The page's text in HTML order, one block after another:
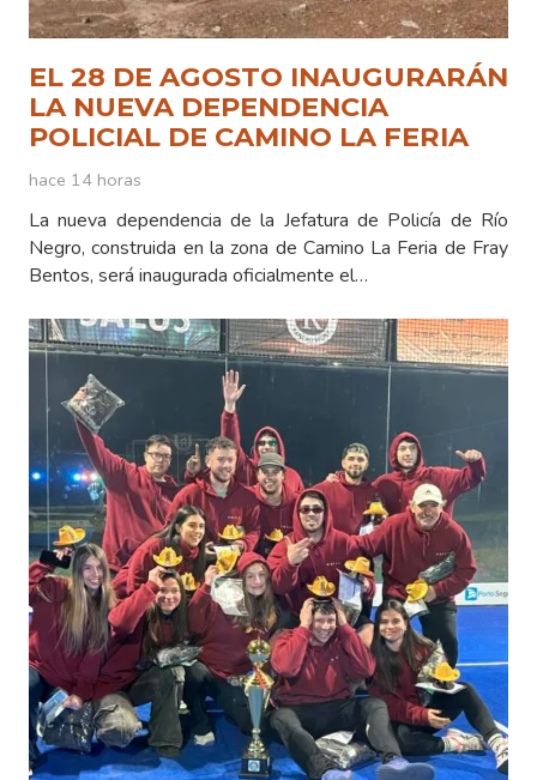
EL 28 DE AGOSTO INAUGURARÁN
LA NUEVA DEPENDENCIA
POLICIAL DE CAMINO LA FERIA
hace 14 horas
La nueva dependencia de la Jefatura de Policía de Río
Negro, construida en la zona de Camino La Feria de Fray
Bentos, será inaugurada oficialmente el…